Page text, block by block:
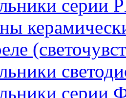
серии